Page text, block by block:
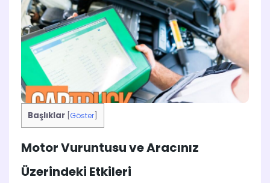
Başlıklar Göster
Motor Vuruntusu ve Aracınız
Üzerindeki Etkileri